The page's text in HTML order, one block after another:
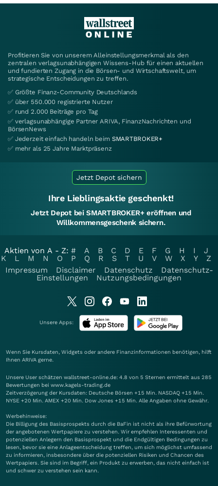
Profitieren Sie von unserem Alleinstellungsmerkmal als den
zentralen verlagsunabhängigen Wissens-Hub für einen aktuellen
und fundierten Zugang in die Börsen- und Wirtschaftswelt, um
strategische Entscheidungen zu treffen.
✅ Größte Finanz-Community Deutschlands
✅ über 550.000 registrierte Nutzer
✅ rund 2.000 Beiträge pro Tag
✅ verlagsunabhängige Partner ARIVA, FinanzNachrichten und
BörsenNews
✅ Jederzeit einfach handeln beim SMARTBROKER+
✅ mehr als 25 Jahre Marktpräsenz
Jetzt Depot sichern
Ihre Lieblingsaktie geschenkt!
Jetzt Depot bei SMARTBROKER+ eröffnen und
Willkommensgeschenk sichern.
Aktien von A - Z: # A B C D E F G H I
J
K
L M N O P Q R S T U V W X Y
Z
Impressum
Disclaimer Datenschutz
Datenschutz-
Einstellungen
Nutzungsbedingungen
Unsere Apps:
Wenn Sie Kursdaten, Widgets oder andere Finanzinformationen benötigen, hilft
Ihnen ARIVA gerne.
Unsere User schätzen wallstreet-online.de: 4.8 von 5 Sternen ermittelt aus 285
Bewertungen bei www.kagels-trading.de
Zeitverzögerung der Kursdaten: Deutsche Börsen +15 Min. NASDAQ +15 Min.
NYSE +20 Min. AMEX +20 Min. Dow Jones +15 Min. Alle Angaben ohne Gewähr.
Werbehinweise:
Die Billigung des Basisprospekts durch die BaFin ist nicht als ihre Befürwortung
der angebotenen Wertpapiere zu verstehen. Wir empfehlen Interessenten und
potenziellen Anlegern den Basisprospekt und die Endgültigen Bedingungen zu
lesen, bevor sie eine Anlageentscheidung treffen, um sich möglichst umfassend
zu informieren, insbesondere über die potenziellen Risiken und Chancen des
Wertpapiers. Sie sind im Begriff, ein Produkt zu erwerben, das nicht einfach ist
und schwer zu verstehen sein kann.